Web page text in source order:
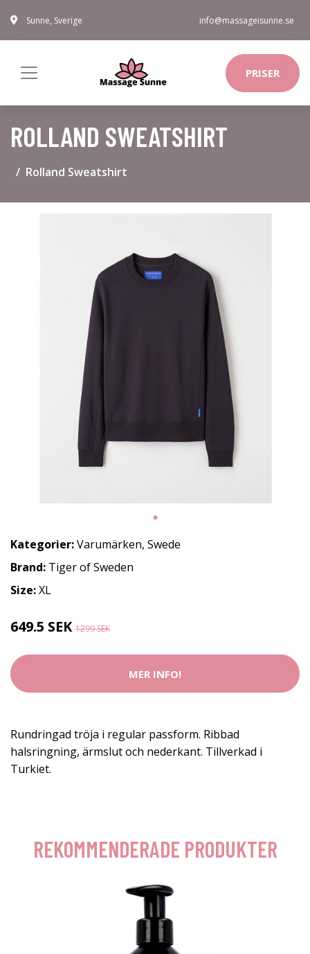
Sunne, Sverige info@massageisunne.se
PRISER
ROLLAND SWEATSHIRT
Rolland Sweatshirt
Kategorier:Varumärken, Swede
Brand: Tiger of Sweden
Size:XL
649.5 SEK 1299 SEK
MER INFO!
Rundringad tröja i regular passform. Ribbad
halsringning, ärmslut och nederkant. Tillverkad i
Turkiet.
REKOMMENDERADE PRODUKTER